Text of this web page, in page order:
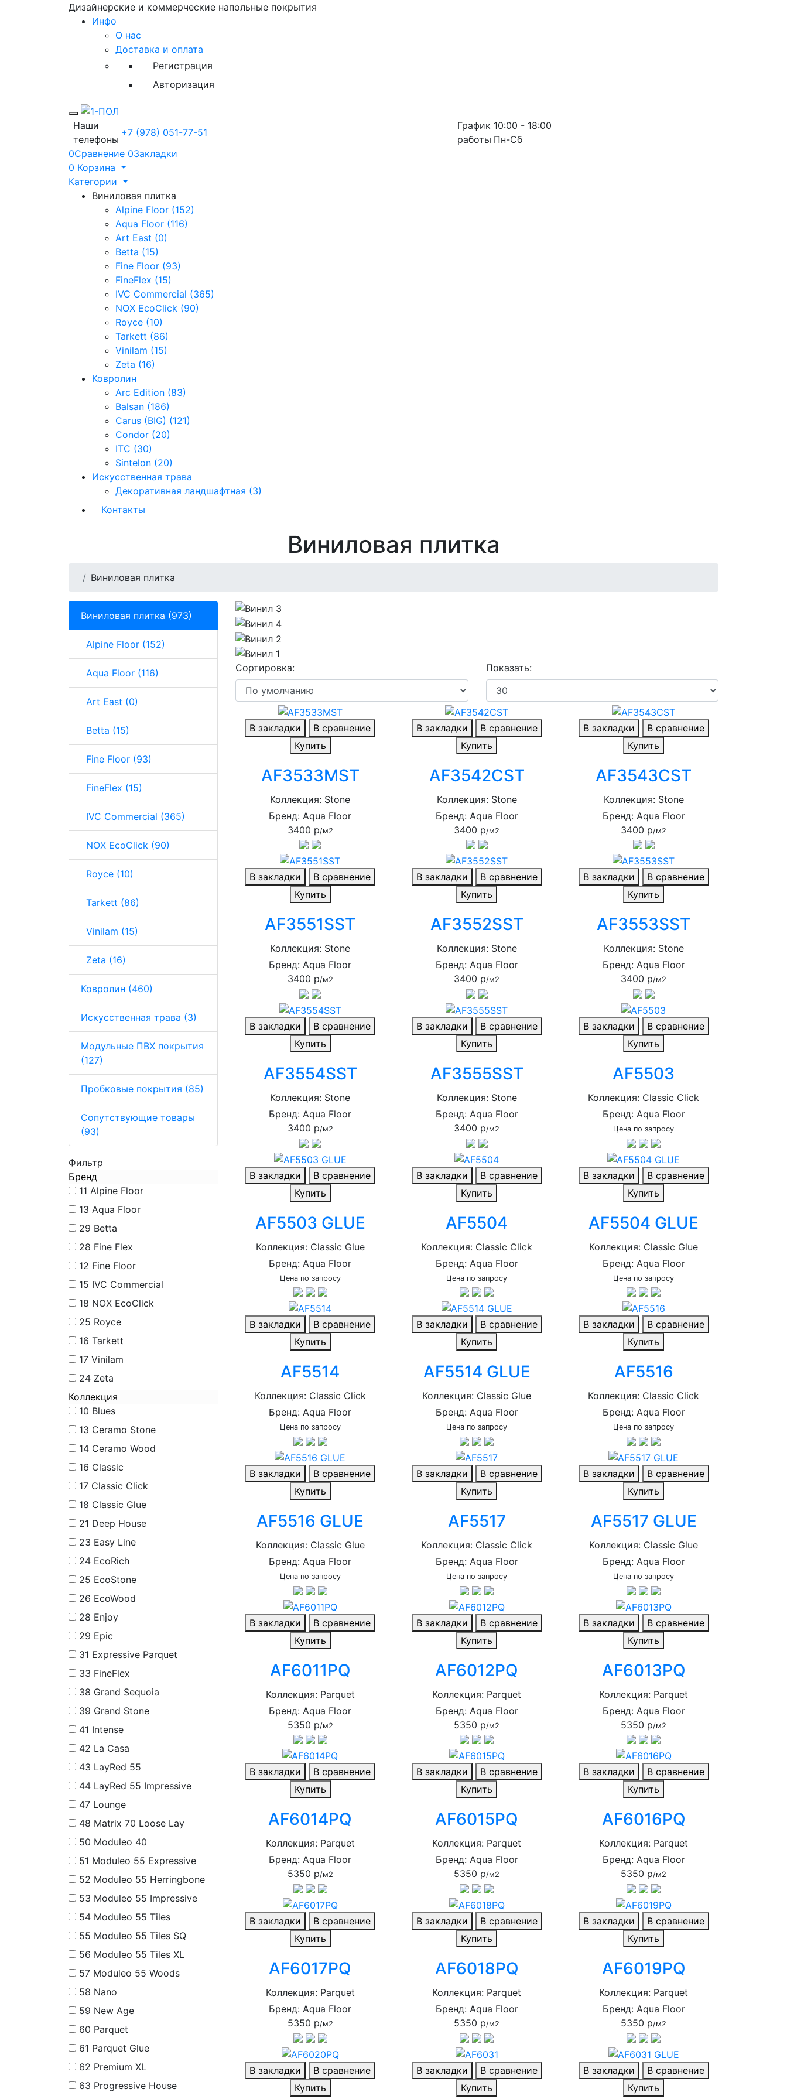
Дизайнерские и коммерческие напольные покрытия
Инфо
О нас
Доставка и оплата
Регистрация
Авторизация
Toggle mobile menu
Наши
телефоны
+7 (978) 051-77-51
График
работы
10:00 - 18:00
Пн-Сб
0Сравнение 0Закладки
0 Корзина
Категории
Виниловая плитка
Alpine Floor (152)
Aqua Floor (116)
Art East (0)
Betta (15)
Fine Floor (93)
FineFlex (15)
IVC Commercial (365)
NOX EcoClick (90)
Royce (10)
Tarkett (86)
Vinilam (15)
Zeta (16)
Ковролин
Arc Edition (83)
Balsan (186)
Carus (BIG) (121)
Condor (20)
ITC (30)
Sintelon (20)
Искусственная трава
Декоративная ландшафтная (3)
Контакты
Виниловая плитка
Виниловая плитка
Виниловая плитка (973)
Alpine Floor (152)
Aqua Floor (116)
Art East (0)
Betta (15)
Fine Floor (93)
FineFlex (15)
IVC Commercial (365)
NOX EcoClick (90)
Royce (10)
Tarkett (86)
Vinilam (15)
Zeta (16)
Ковролин (460)
Искусственная трава (3)
Модульные ПВХ покрытия
(127)
Пробковые покрытия (85)
Сопутствующие товары
(93)
Фильтр
Бренд
11 Alpine Floor
13 Aqua Floor
29 Betta
28 Fine Flex
12 Fine Floor
15 IVC Commercial
18 NOX EcoClick
25 Royce
16 Tarkett
17 Vinilam
24 Zeta
Коллекция
10 Blues
13 Ceramo Stone
14 Ceramo Wood
16 Classic
17 Classic Click
18 Classic Glue
21 Deep House
23 Easy Line
24 EcoRich
25 EcoStone
26 EcoWood
28 Enjoy
29 Epic
31 Expressive Parquet
33 FineFlex
38 Grand Sequoia
39 Grand Stone
41 Intense
42 La Casa
43 LayRed 55
44 LayRed 55 Impressive
47 Lounge
48 Matrix 70 Loose Lay
50 Moduleo 40
51 Moduleo 55 Expressive
52 Moduleo 55 Herringbone
53 Moduleo 55 Impressive
54 Moduleo 55 Tiles
55 Moduleo 55 Tiles SQ
56 Moduleo 55 Tiles XL
57 Moduleo 55 Woods
58 Nano
59 New Age
60 Parquet
61 Parquet Glue
62 Premium XL
63 Progressive House
Сортировка: Показать:
В закладки
В сравнение
Купить
AF3533MST
Коллекция: Stone
Бренд: Aqua Floor
3400 р/м2
В закладки
В сравнение
Купить
AF3542CST
Коллекция: Stone
Бренд: Aqua Floor
3400 р/м2
В закладки
В сравнение
Купить
AF3543CST
Коллекция: Stone
Бренд: Aqua Floor
3400 р/м2
В закладки
В сравнение
Купить
AF3551SST
Коллекция: Stone
Бренд: Aqua Floor
3400 р/м2
В закладки
В сравнение
Купить
AF3552SST
Коллекция: Stone
Бренд: Aqua Floor
3400 р/м2
В закладки
В сравнение
Купить
AF3553SST
Коллекция: Stone
Бренд: Aqua Floor
3400 р/м2
В закладки
В сравнение
Купить
AF3554SST
Коллекция: Stone
Бренд: Aqua Floor
3400 р/м2
В закладки
В сравнение
Купить
AF3555SST
Коллекция: Stone
Бренд: Aqua Floor
3400 р/м2
В закладки
В сравнение
Купить
AF5503
Коллекция: Classic Click
Бренд: Aqua Floor
Цена по запросу
В закладки
В сравнение
Купить
AF5503 GLUE
Коллекция: Classic Glue
Бренд: Aqua Floor
Цена по запросу
В закладки
В сравнение
Купить
AF5504
Коллекция: Classic Click
Бренд: Aqua Floor
Цена по запросу
В закладки
В сравнение
Купить
AF5504 GLUE
Коллекция: Classic Glue
Бренд: Aqua Floor
Цена по запросу
В закладки
В сравнение
Купить
AF5514
Коллекция: Classic Click
Бренд: Aqua Floor
Цена по запросу
В закладки
В сравнение
Купить
AF5514 GLUE
Коллекция: Classic Glue
Бренд: Aqua Floor
Цена по запросу
В закладки
В сравнение
Купить
AF5516
Коллекция: Classic Click
Бренд: Aqua Floor
Цена по запросу
В закладки
В сравнение
Купить
AF5516 GLUE
Коллекция: Classic Glue
Бренд: Aqua Floor
Цена по запросу
В закладки
В сравнение
Купить
AF5517
Коллекция: Classic Click
Бренд: Aqua Floor
Цена по запросу
В закладки
В сравнение
Купить
AF5517 GLUE
Коллекция: Classic Glue
Бренд: Aqua Floor
Цена по запросу
В закладки
В сравнение
Купить
AF6011PQ
Коллекция: Parquet
Бренд: Aqua Floor
5350 р/м2
В закладки
В сравнение
Купить
AF6012PQ
Коллекция: Parquet
Бренд: Aqua Floor
5350 р/м2
В закладки
В сравнение
Купить
AF6013PQ
Коллекция: Parquet
Бренд: Aqua Floor
5350 р/м2
В закладки
В сравнение
Купить
AF6014PQ
Коллекция: Parquet
Бренд: Aqua Floor
5350 р/м2
В закладки
В сравнение
Купить
AF6015PQ
Коллекция: Parquet
Бренд: Aqua Floor
5350 р/м2
В закладки
В сравнение
Купить
AF6016PQ
Коллекция: Parquet
Бренд: Aqua Floor
5350 р/м2
В закладки
В сравнение
Купить
AF6017PQ
Коллекция: Parquet
Бренд: Aqua Floor
5350 р/м2
В закладки
В сравнение
Купить
AF6018PQ
Коллекция: Parquet
Бренд: Aqua Floor
5350 р/м2
В закладки
В сравнение
Купить
AF6019PQ
Коллекция: Parquet
Бренд: Aqua Floor
5350 р/м2
В закладки
В сравнение
Купить
В закладки
В сравнение
Купить
В закладки
В сравнение
Купить